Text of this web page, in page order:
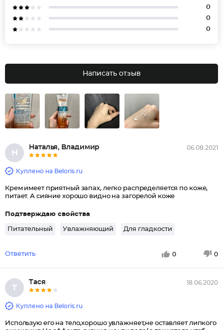
0
0
0
Написать отзыв
Н
Наталья, Владимир 06.08.2021
Куплено на Beloris.ru
Крем имеет приятный запах, легко распределяется по коже,
питает. А сияние хорошо видно на загорелой коже
Подтверждаю свойства
Питательный Увлажняющий Для гладкости
Ответить 0 0
Т
Тася 18.06.2020
Куплено на Beloris.ru
Использую его на тело,хорошо увлажняет,не оставляет липкого